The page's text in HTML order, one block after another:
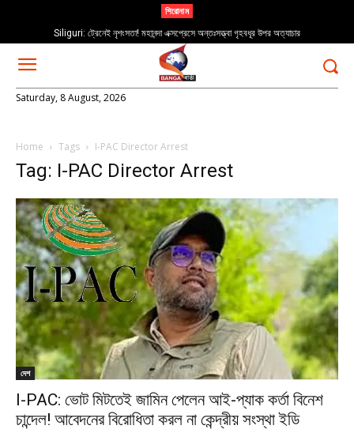
শিরোনাম
Siliguri: ট্রেনেই নৃশংসতা! মহানন্দা এক্সপ্রেসে অন্তঃসত্ত্বা গৃহবধূর উপর অত্যাচার
Saturday, 8 August, 2026
Home Tags I-PAC Director Arrest
Tag: I-PAC Director Arrest
দেশ
I-PAC: ভোট মিটতেই জামিন পেলেন আই-প্যাক কর্তা বিনেশ
চান্দেল! আবেদনের বিরোধিতা করল না কেন্দ্রীয় সংস্থা ইডি